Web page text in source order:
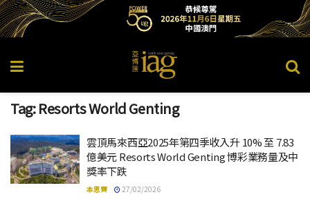
Tag:Resorts World Genting
雲頂馬來西亞2025年第四季收入升 10% 至 7.83
億美元 Resorts World Genting 博彩業務量及中
獎率下跌
本思齊 27/02/2026